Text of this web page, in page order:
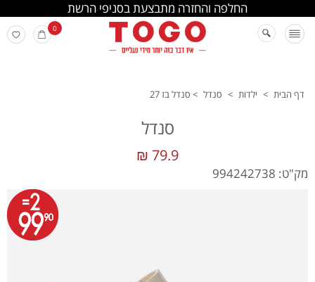
החלפה והחזרה מתבצעת בסניפי הרשת
0
דף הבית > ילדות > סנדל > סנדל בז 27
סנדל
79.9 ₪
מק"ט: 994242738